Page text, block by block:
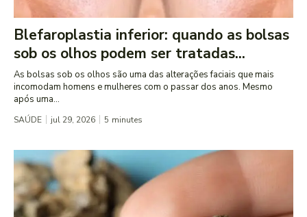
Blefaroplastia inferior: quando as bolsas
sob os olhos podem ser tratadas...
As bolsas sob os olhos são uma das alterações faciais que mais
incomodam homens e mulheres com o passar dos anos. Mesmo
após uma...
SAÚDE jul 29, 2026 5 minutes